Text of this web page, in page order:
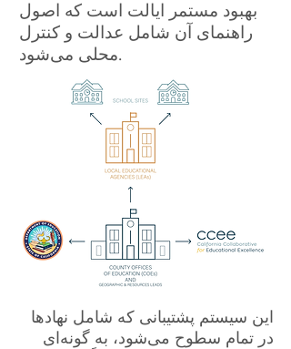
بهبود مستمر ایالت است که اصول
راهنمای آن شامل عدالت و کنترل
محلی می‌شود.
این سیستم پشتیبانی که شامل نهادها
در تمام سطوح می‌شود، به گونه‌ای